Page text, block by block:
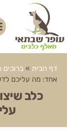
דף הבית » ברוכים
אחד: מה עליכם
כלב